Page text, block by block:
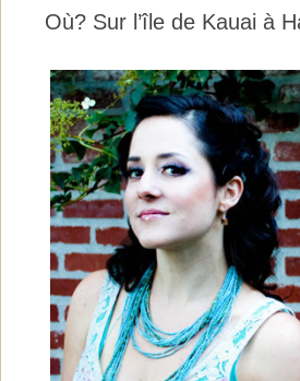
Où? Sur l’île de Kauai à